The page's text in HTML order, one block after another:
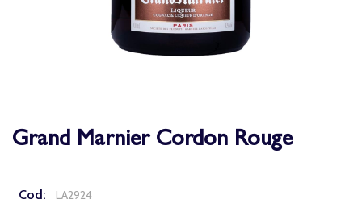
Grand Marnier Cordon Rouge
Cod: LA2924